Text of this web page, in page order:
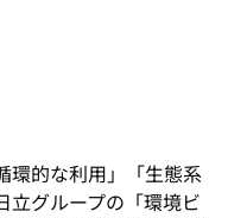
環的な利用」「生態系
立グループの「環境ビ